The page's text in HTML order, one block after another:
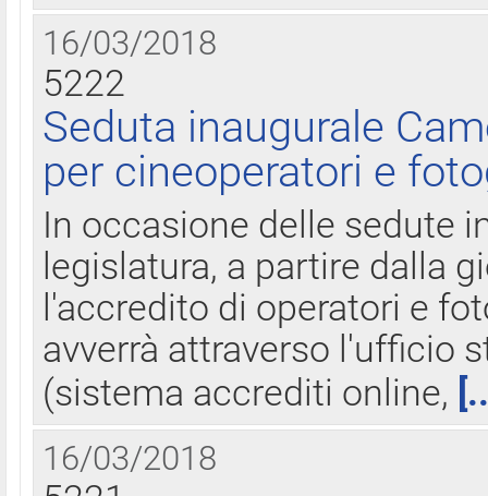
16/03/2018
5222
Seduta inaugurale
per cineoperatori e
In occasione delle sedute
legislatura, a partire dalla
l'accredito di operatori e
avverrà attraverso l'ufficio
(sistema accrediti online,
16/03/2018